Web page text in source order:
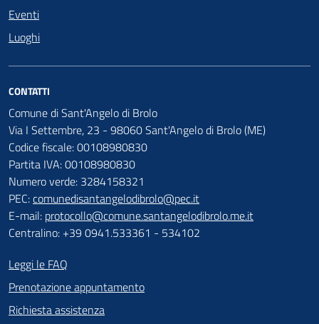
Eventi
Luoghi
CONTATTI
Comune di Sant'Angelo di Brolo
Via I Settembre, 23 - 98060 Sant'Angelo di Brolo (ME)
Codice fiscale: 00108980830
Partita IVA: 00108980830
Numero verde: 3284158321
PEC:comunedisantangelodibrolo@pec.it
E-mail: protocollo@comune.santangelodibrolo.me.it
Centralino: +39 0941.533361 - 534102
Leggi le FAQ
Prenotazione appuntamento
Richiesta assistenza